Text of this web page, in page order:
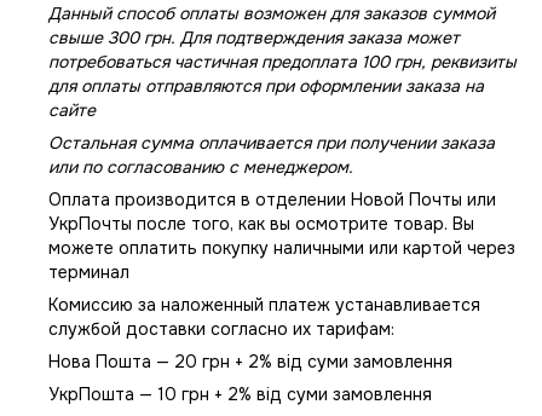
Данный способ оплаты возможен для заказов суммой
свыше 300 грн. Для подтверждения заказа может
потребоваться частичная предоплата 100 грн, реквизиты
для оплаты отправляются при оформлении заказа на
сайте
Остальная сумма оплачивается при получении заказа
или по согласованию с менеджером.
Оплата производится в отделении Новой Почты или
УкрПочты после того, как вы осмотрите товар. Вы
можете оплатить покупку наличными или картой через
терминал
Комиссию за наложенный платеж устанавливается
службой доставки согласно их тарифам:
Нова Пошта — 20 грн + 2% від суми замовлення
УкрПошта — 10 грн + 2% від суми замовлення